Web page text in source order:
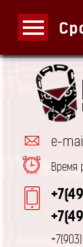
e-
Время